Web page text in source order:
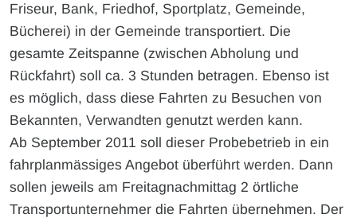
Friseur, Bank, Friedhof, Sportplatz, Gemeinde,
Bücherei) in der Gemeinde transportiert. Die
gesamte Zeitspanne (zwischen Abholung und
Rückfahrt) soll ca. 3 Stunden betragen. Ebenso ist
es möglich, dass diese Fahrten zu Besuchen von
Bekannten, Verwandten genutzt werden kann.
Ab September 2011 soll dieser Probebetrieb in ein
fahrplanmässiges Angebot überführt werden. Dann
sollen jeweils am Freitagnachmittag 2 örtliche
Transportunternehmer die Fahrten übernehmen. Der